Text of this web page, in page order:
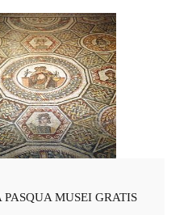
PASQUA MUSEI GRATIS